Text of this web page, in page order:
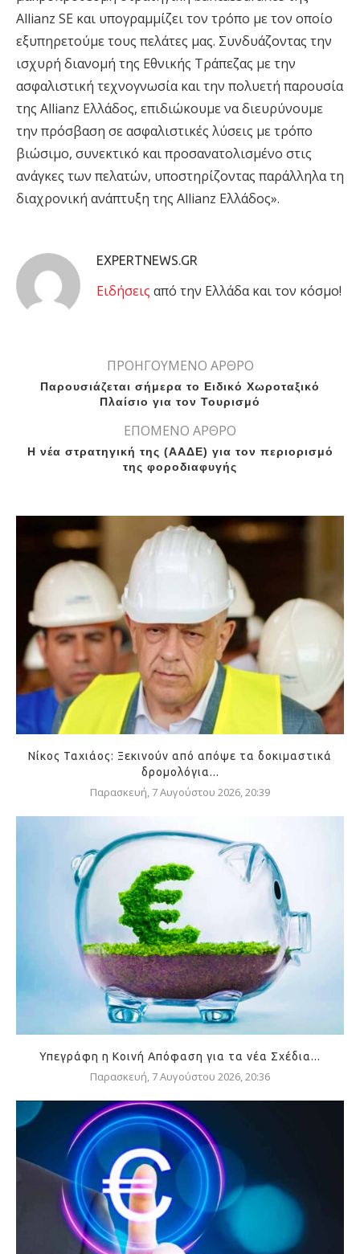
Allianz SE και υπογραμμίζει τον τρόπο με τον οποίο
εξυπηρετούμε τους πελάτες μας. Συνδυάζοντας την
ισχυρή διανομή της Εθνικής Τράπεζας με την
ασφαλιστική τεχνογνωσία και την πολυετή παρουσία
της Allianz Ελλάδος, επιδιώκουμε να διευρύνουμε
την πρόσβαση σε ασφαλιστικές λύσεις με τρόπο
βιώσιμο, συνεκτικό και προσανατολισμένο στις
ανάγκες των πελατών, υποστηρίζοντας παράλληλα τη
διαχρονική ανάπτυξη της Allianz Ελλάδος».
EXPERTNEWS.GR
Eιδήσεις από την Ελλάδα και τον κόσμο!
ΠΡΟΗΓΟΥΜΕΝΟ ΑΡΘΡΟ
Παρουσιάζεται σήμερα το Ειδικό Χωροταξικό
Πλαίσιο για τον Τουρισμό
ΕΠΟΜΕΝΟ ΑΡΘΡΟ
Η νέα στρατηγική της (ΑΑΔΕ) για τον περιορισμό
της φοροδιαφυγής
Νίκος Ταχιάος: Ξεκινούν από απόψε τα δοκιμαστικά
δρομολόγια...
Παρασκευή, 7 Αυγούστου 2026, 20:39
Υπεγράφη η Κοινή Απόφαση για τα νέα Σχέδια...
Παρασκευή, 7 Αυγούστου 2026, 20:36